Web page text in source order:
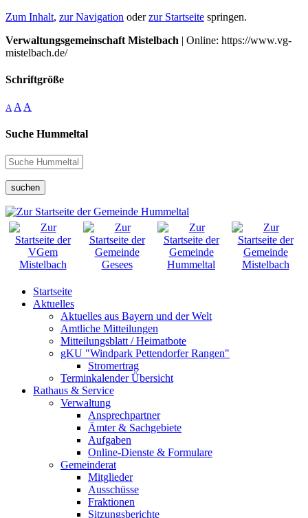
Zum Inhalt, zur Navigation oderzur Startseite springen.
Verwaltungsgemeinschaft Mistelbach | Online: https://www.vg-
mistelbach.de/
Schriftgröße
A A A
Suche Hummeltal
suchen
Startseite
Aktuelles
Aktuelles aus Bayern und der Welt
Amtliche Mitteilungen
Mitteilungsblatt / Heimatbote
gKU "Windpark Pettendorfer Rangen"
Stromertrag
Terminkalender Übersicht
Rathaus & Service
Verwaltung
Ansprechpartner
Ämter & Sachgebiete
Aufgaben
Online-Dienste & Formulare
Gemeinderat
Mitglieder
Ausschüsse
Fraktionen
Sitzungsberichte